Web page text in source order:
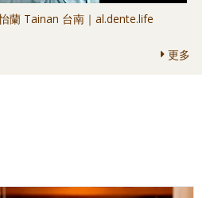
蘭 Tainan 台南｜al.dente.life
更多